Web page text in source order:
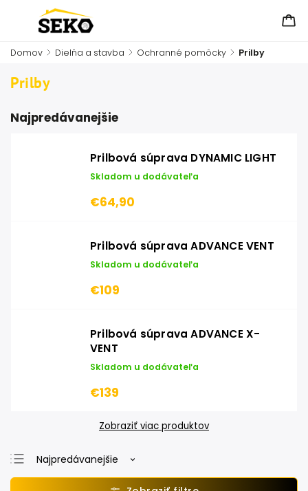
Domov / Dielňa a stavba / Ochranné pomôcky / Prilby
Prilby
Najpredávanejšie
Prilbová súprava DYNAMIC LIGHT
Skladom u dodávateľa
€64,90
Prilbová súprava ADVANCE VENT
Skladom u dodávateľa
€109
Prilbová súprava ADVANCE X-
VENT
Skladom u dodávateľa
€139
Zobraziť viac produktov
Najpredávanejšie
Najlacnejšie